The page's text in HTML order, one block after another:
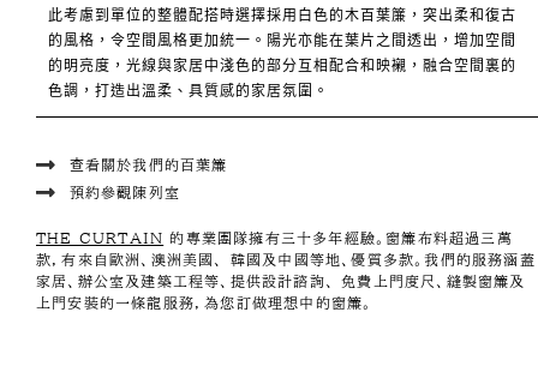
此考慮到單位的整體配搭時選擇採用白色的木百葉簾，突出柔和復古
的風格，令空間風格更加統一。陽光亦能在葉片之間透出，增加空間
的明亮度，光線與家居中淺色的部分互相配合和映襯，融合空間裏的
色調，打造出溫柔、具質感的家居氛圍。
查看關於我們的百葉簾
預約參觀陳列室
THE CURTAIN 的專業團隊擁有三十多年經驗。窗簾布料超過三萬
款，有來自歐洲、澳洲美國、 韓國及中國等地、優質多款。我們的服務涵蓋
家居、辦公室及建築工程等、提供設計諮詢、 免費上門度尺、縫製窗簾及
上門安裝的一條龍服務，為您訂做理想中的窗簾。